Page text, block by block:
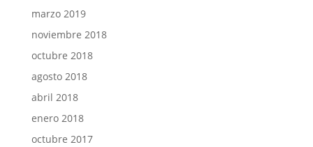
marzo 2019
noviembre 2018
octubre 2018
agosto 2018
abril 2018
enero 2018
octubre 2017